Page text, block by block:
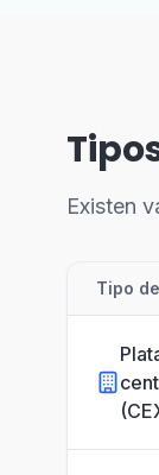
Existen
Tipo